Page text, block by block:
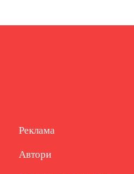
Реклама
Автори